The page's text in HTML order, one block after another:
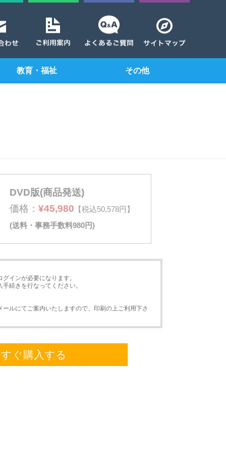
教育・福祉 その他
DVD版(商品発送)
価格： ¥45,980 【税込50,578円】
(送料・事務手数料980円)
インが必要になります。
続きを行なってください。
ルにてご案内いたしますので、印刷の上ご利用下さ
ぐ購入する